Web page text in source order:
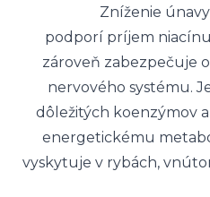
Zníženie
podporí príjem
zároveň zabezpečuje
nervového systému.
dôležitých koenzýmov
energetickému
vyskytuje v rybách,